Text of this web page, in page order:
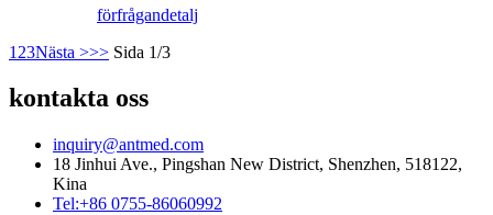
förfrågandetalj
1 23Nästa >>> Sida 1/3
kontakta oss
inquiry@antmed.com
18 Jinhui Ave., Pingshan New District, Shenzhen, 518122,
Kina
Tel:+86 0755-86060992